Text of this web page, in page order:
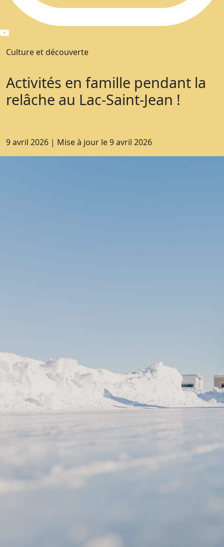
Culture et découverte
Activités en famille pendant la
relâche au Lac-Saint-Jean !
9 avril 2026 | Mise à jour le9 avril 2026